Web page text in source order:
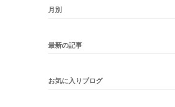
月別
最新の記事
お気に入りブログ